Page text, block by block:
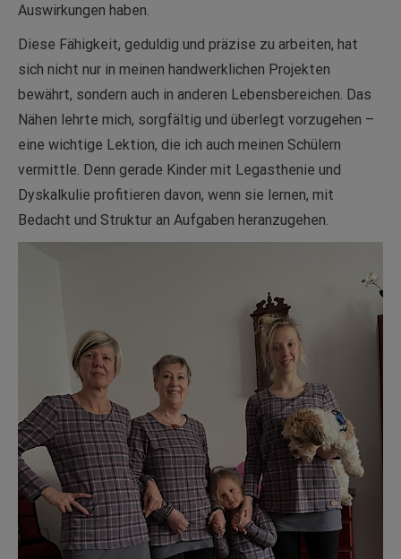
Auswirkungen haben.
Diese Fähigkeit, geduldig und präzise zu arbeiten, hat
sich nicht nur in meinen handwerklichen Projekten
bewährt, sondern auch in anderen Lebensbereichen. Das
Nähen lehrte mich, sorgfältig und überlegt vorzugehen –
eine wichtige Lektion, die ich auch meinen Schülern
vermittle. Denn gerade Kinder mit Legasthenie und
Dyskalkulie profitieren davon, wenn sie lernen, mit
Bedacht und Struktur an Aufgaben heranzugehen.